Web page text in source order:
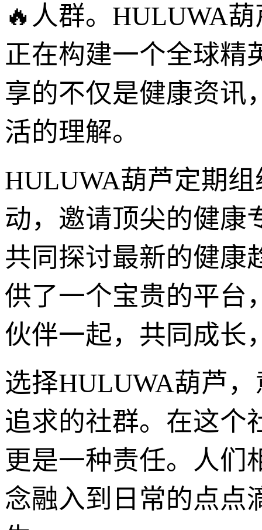
🔥人群。HULUWA
正在构建一个全球精
享的不仅是健康资讯
活的理解。
HULUWA葫芦定期
动，邀请顶尖的健康
共同探讨最新的健康
供了一个宝贵的平台
伙伴一起，共同成长
选择HULUWA葫芦
追求的社群。在这个
更是一种责任。人们
念融入到日常的点点